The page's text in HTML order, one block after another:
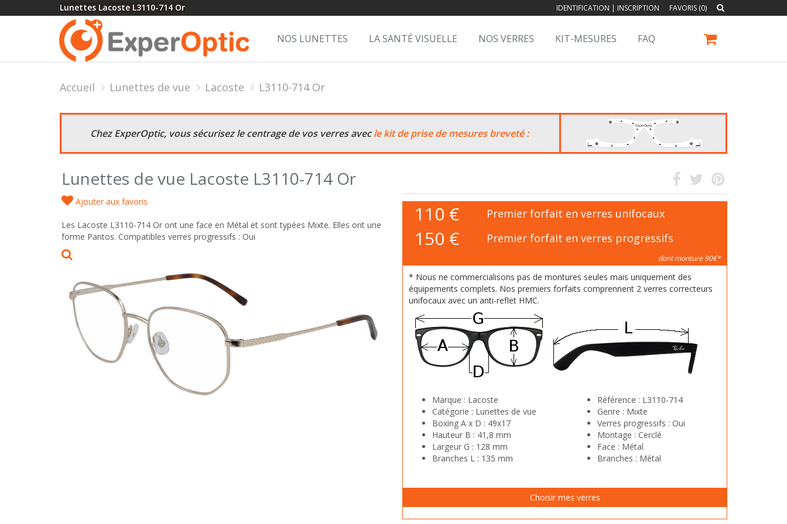
Lunettes Lacoste L3110-714 Or IDENTIFICATION | INSCRIPTION FAVORIS (0)
NOS LUNETTES LA SANTÉ VISUELLE NOS VERRES KIT-MESURES FAQ
Accueil Lunettes de vue Lacoste L3110-714 Or
Chez ExperOptic, vous sécurisez le centrage de vos verres avecle kit de prise de mesures breveté :
Lunettes de vue Lacoste L3110-714 Or
Ajouter aux favoris
Les Lacoste L3110-714 Or ont une face en Métal et sont typées Mixte. Elles ont une
forme Pantos. Compatibles verres progressifs : Oui
110 € Premier forfait en verres unifocaux
150 € Premier forfait en verres progressifs
dont monture 90€*
* Nous ne commercialisons pas de montures seules mais uniquement des
équipements complets. Nos premiers forfaits comprennent 2 verres correcteurs
unifocaux avec un anti-reflet HMC.
Marque : Lacoste
Catégorie : Lunettes de vue
Boxing A x D : 49x17
Hauteur B : 41,8 mm
Largeur G : 128 mm
Branches L : 135 mm
Référence : L3110-714
Genre : Mixte
Verres progressifs : Oui
Montage : Cerclé
Face : Métal
Branches : Métal